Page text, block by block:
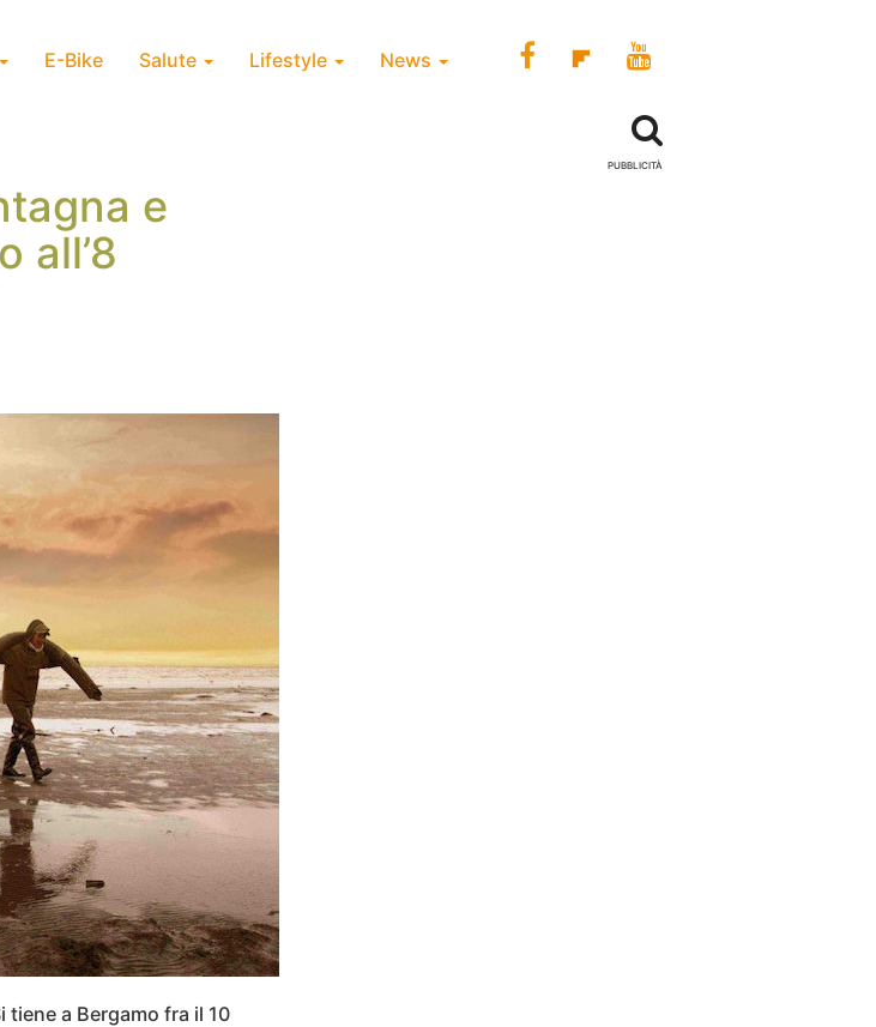
E-Bike Salute Lifestyle News
e
all’8
tiene a Bergamo fra il 10
PUBBLICITÀ